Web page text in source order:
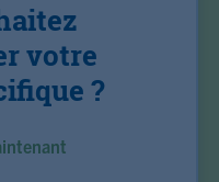
votre
?